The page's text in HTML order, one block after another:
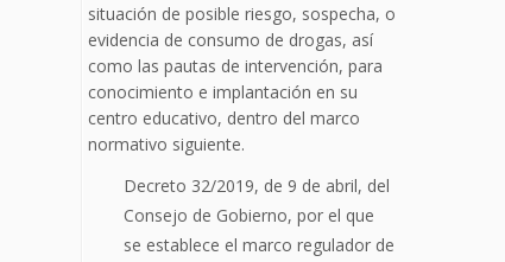
situación de posible riesgo, sospecha, o
evidencia de consumo de drogas, así
como las pautas de intervención, para
conocimiento e implantación en su
centro educativo, dentro del marco
normativo siguiente.
Decreto 32/2019, de 9 de abril, del
Consejo de Gobierno, por el que
se establece el marco regulador de